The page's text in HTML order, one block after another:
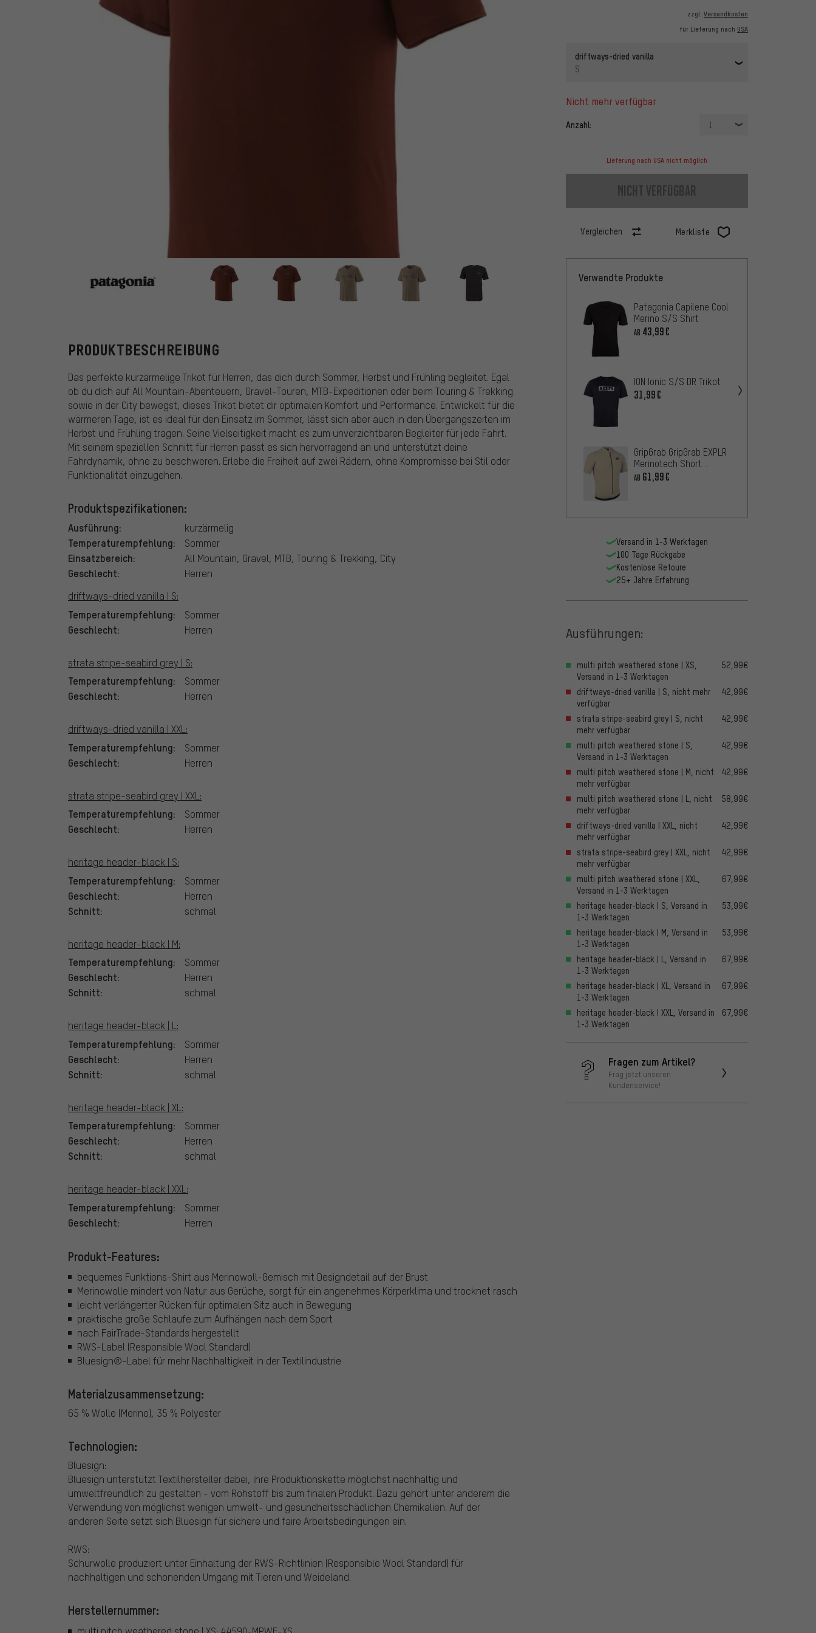
zzgl. Versandkosten
für Lieferung nach USA
driftways-dried vanilla
S
nicht mehr verfügbar
Anzahl: 1
Lieferung nach USA nicht möglich
nicht verfügbar
Vergleichen Merkliste
Patagonia
PRODUKTBESCHREIBUNG
Das perfekte kurzärmelige Trikot für Herren, das dich durch Sommer, Herbst und Frühling begleitet. Egal
ob du dich auf All Mountain-Abenteuern, Gravel-Touren, MTB-Expeditionen oder beim Touring & Trekking
sowie in der City bewegst, dieses Trikot bietet dir optimalen Komfort und Performance. Entwickelt für die
wärmeren Tage, ist es ideal für den Einsatz im Sommer, lässt sich aber auch in den Übergangszeiten im
Herbst und Frühling tragen. Seine Vielseitigkeit macht es zum unverzichtbaren Begleiter für jede Fahrt.
Mit seinem speziellen Schnitt für Herren passt es sich hervorragend an und unterstützt deine
Fahrdynamik, ohne zu beschweren. Erlebe die Freiheit auf zwei Rädern, ohne Kompromisse bei Stil oder
Funktionalität einzugehen.
Produktspezifikationen:
Ausführung: kurzärmelig
Temperaturempfehlung: Sommer
Einsatzbereich: All Mountain, Gravel, MTB, Touring & Trekking, City
Geschlecht:
Herren
driftways-dried vanilla | S:
Temperaturempfehlung: Sommer
Geschlecht: Herren
strata stripe-seabird grey | S:
Temperaturempfehlung: Sommer
Geschlecht: Herren
driftways-dried vanilla | XXL:
Temperaturempfehlung: Sommer
Geschlecht: Herren
strata stripe-seabird grey | XXL:
Temperaturempfehlung: Sommer
Geschlecht: Herren
heritage header-black | S:
Temperaturempfehlung: Sommer
Geschlecht: Herren
Schnitt: schmal
heritage header-black | M:
Temperaturempfehlung: Sommer
Geschlecht: Herren
Schnitt: schmal
heritage header-black | L:
Temperaturempfehlung: Sommer
Geschlecht: Herren
Schnitt: schmal
heritage header-black | XL:
Temperaturempfehlung: Sommer
Geschlecht: Herren
Schnitt: schmal
heritage header-black | XXL:
Temperaturempfehlung: Sommer
Geschlecht: Herren
Produkt-Features:
bequemes Funktions-Shirt aus Merinowoll-Gemisch mit Designdetail auf der Brust
Merinowolle mindert von Natur aus Gerüche, sorgt für ein angenehmes Körperklima und trocknet rasch
leicht verlängerter Rücken für optimalen Sitz auch in Bewegung
praktische große Schlaufe zum Aufhängen nach dem Sport
nach FairTrade-Standards hergestellt
RWS-Label (Responsible Wool Standard)
Bluesign®-Label für mehr Nachhaltigkeit in der Textilindustrie
Materialzusammensetzung:
65 % Wolle (Merino), 35 % Polyester
Technologien:
Bluesign:
Bluesign unterstützt Textilhersteller dabei, ihre Produktionskette möglichst nachhaltig und
umweltfreundlich zu gestalten - vom Rohstoff bis zum finalen Produkt. Dazu gehört unter anderem die
Verwendung von möglichst wenigen umwelt- und gesundheitsschädlichen Chemikalien. Auf der
anderen Seite setzt sich Bluesign für sichere und faire Arbeitsbedingungen ein.
RWS:
Schurwolle produziert unter Einhaltung der RWS-Richtlinien (Responsible Wool Standard) für
nachhaltigen und schonenden Umgang mit Tieren und Weideland.
Herstellernummer:
Verwandte Produkte
Patagonia Capilene Cool
Merino S/S Shirt
AB 43,99€
ION Ionic S/S DR Trikot
31,99€
GripGrab GripGrab EXPLR
Merinotech Short
Sleeve Jersey
AB 61,99€
Versand in 1-3 Werktagen
100 Tage Rückgabe
Kostenlose Retoure
25+ Jahre Erfahrung
Ausführungen:
multi pitch weathered stone | XS,
Versand in 1-3 Werktagen
52,99€
driftways-dried vanilla | S, nicht mehr
verfügbar
42,99€
strata stripe-seabird grey | S, nicht
mehr verfügbar
42,99€
multi pitch weathered stone | S,
Versand in 1-3 Werktagen
42,99€
multi pitch weathered stone | M, nicht
mehr verfügbar
42,99€
multi pitch weathered stone | L, nicht
mehr verfügbar
58,99€
driftways-dried vanilla | XXL, nicht
mehr verfügbar
42,99€
strata stripe-seabird grey | XXL, nicht
mehr verfügbar
42,99€
multi pitch weathered stone | XXL,
Versand in 1-3 Werktagen
67,99€
heritage header-black | S, Versand in
1-3 Werktagen
53,99€
heritage header-black | M, Versand in
1-3 Werktagen
53,99€
heritage header-black | L, Versand in
1-3 Werktagen
67,99€
heritage header-black | XL, Versand in
1-3 Werktagen
67,99€
heritage header-black | XXL, Versand in
1-3 Werktagen
67,99€
Fragen zum Artikel?
Frag jetzt unseren
Kundenservice!